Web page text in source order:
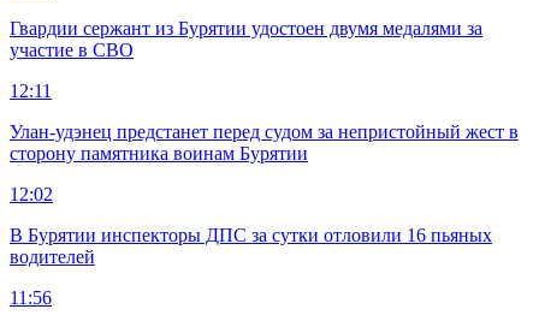
Гвардии сержант из Бурятии удостоен двумя медалями за
участие в СВО
12:11
Улан-удэнец предстанет перед судом за непристойный жест в
сторону памятника воинам Бурятии
12:02
В Бурятии инспекторы ДПС за сутки отловили 16 пьяных
водителей
11:56